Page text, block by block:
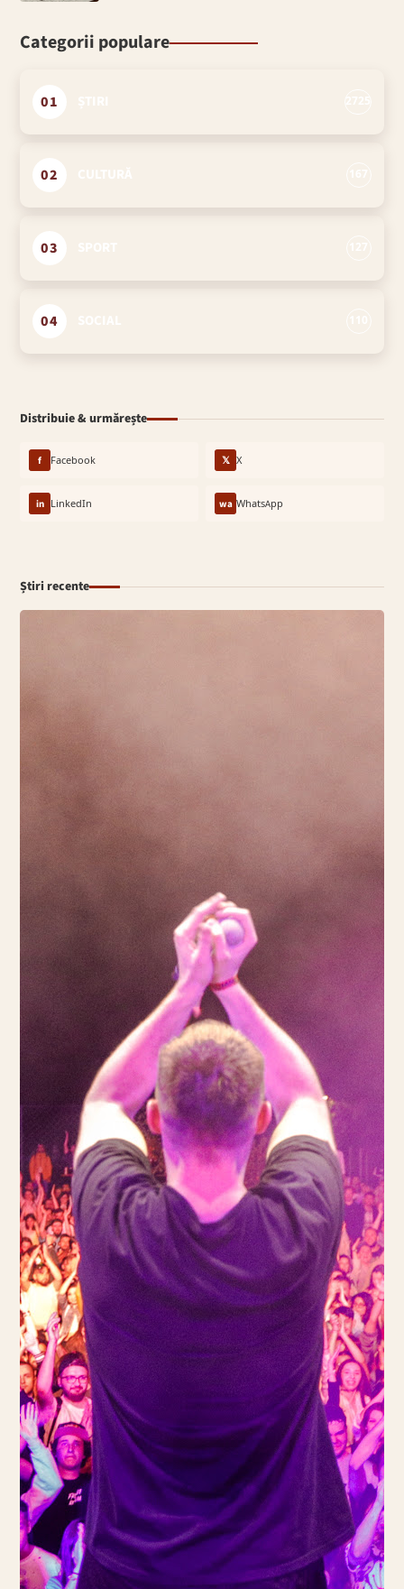
Categorii populare
01
02
03
04
Distribuie & urmărește
f Facebook 𝕏 X
in LinkedIn wa WhatsApp
Știri recente